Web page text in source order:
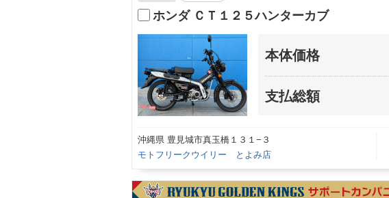
ホンダ ＣＴ１２５ハンターカブ
本体価格
支払総額
沖縄県 豊見城市真玉橋１３１−３
モトフリークウイリー とよみ店